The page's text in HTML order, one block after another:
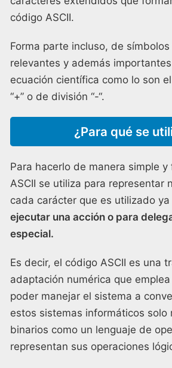
código ASCII.
Forma parte incluso, de símbolos
relevantes y además
ecuación científica como lo son
“+” o de división “-“.
¿Para qué se
Para hacerlo de manera simple
ASCII se utiliza para representar
cada carácter que es utilizado
ejecutar una acción o para
especial.
Es decir, el código ASCII es una
adaptación numérica que
poder manejar el sistema a
estos sistemas informáticos solo
binarios como un lenguaje de
representan sus operaciones